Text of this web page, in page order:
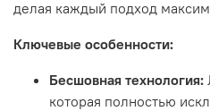
делая каждый подход
Ключевые особенности:
Бесшовная технология:
которая полностью